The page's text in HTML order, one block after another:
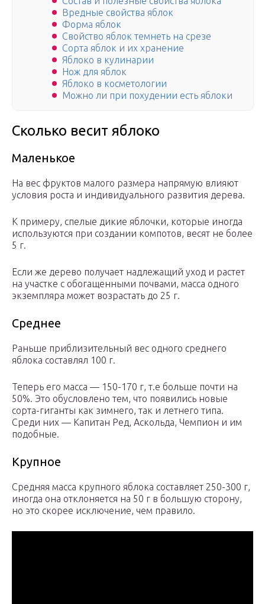
Вредные свойства яблок
Форма яблок
Свойство яблок темнеть на срезе
Сорта яблок и их хранение
Яблоко в кулинарии
Нож для яблок
Яблоко в косметологии
Можно ли при похудении есть яблоки
Сколько весит яблоко
Маленькое
На вес фруктов малого размера напрямую влияют
условия роста и индивидуального развития дерева.
К примеру, спелые дикие яблочки, которые иногда
используются при создании компотов, весят не более
5 г.
Если же дерево получает надлежащий уход и растет
на участке с обогащенными почвами, масса одного
экземпляра может возрастать до 25 г.
Среднее
Раньше приблизительный вес одного среднего
яблока составлял 100 г.
Теперь его масса — 150-170 г, т.е больше почти на
50%. Это обусловлено тем, что появились новые
сорта-гиганты как зимнего, так и летнего типа.
Среди них — Капитан Ред, Аскольда, Чемпион и им
подобные.
Крупное
Средняя масса крупного яблока составляет 250-300 г,
иногда она отклоняется на 50 г в большую сторону,
но это скорее исключение, чем правило.